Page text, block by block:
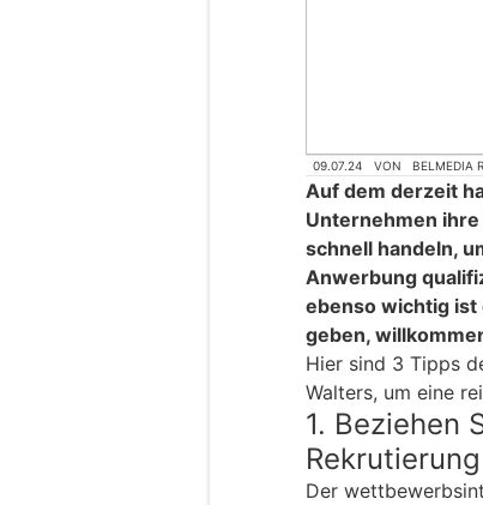
09.07.24 VON BELMEDIA
Auf dem derzeit
Unternehmen
schnell handeln,
Anwerbung
ebenso wichtig ist
geben,
Hier sind 3 Tipps
Walters, um eine
1. Beziehen
Der